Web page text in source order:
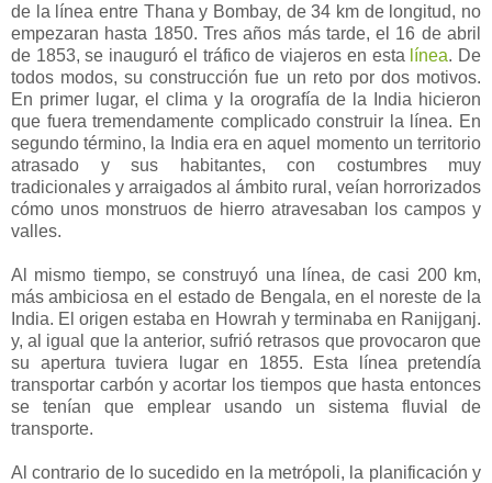
de la línea entre Thana y Bombay, de 34 km de longitud, no
empezaran hasta 1850. Tres años más tarde, el 16 de abril
de 1853, se inauguró el tráfico de viajeros en esta línea. De
todos modos, su construcción fue un reto por dos motivos.
En primer lugar, el clima y la orografía de la India hicieron
que fuera tremendamente complicado construir la línea. En
segundo término, la India era en aquel momento un territorio
atrasado y sus habitantes, con costumbres muy
tradicionales y arraigados al ámbito rural, veían horrorizados
cómo unos monstruos de hierro atravesaban los campos y
valles.
Al mismo tiempo, se construyó una línea, de casi 200 km,
más ambiciosa en el estado de Bengala, en el noreste de la
India. El origen estaba en Howrah y terminaba en Ranijganj.
y, al igual que la anterior, sufrió retrasos que provocaron que
su apertura tuviera lugar en 1855. Esta línea pretendía
transportar carbón y acortar los tiempos que hasta entonces
se tenían que emplear usando un sistema fluvial de
transporte.
Al contrario de lo sucedido en la metrópoli, la planificación y